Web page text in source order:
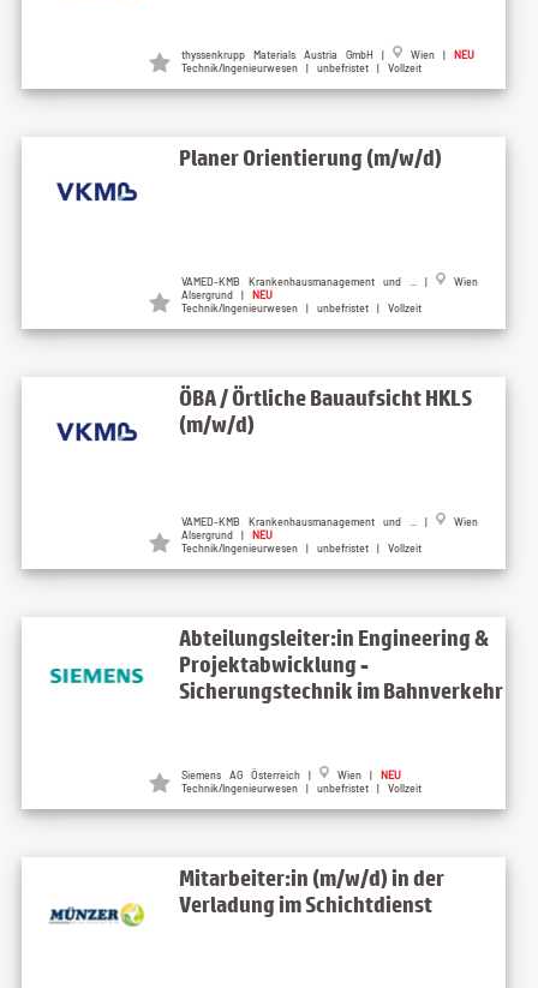
thyssenkrupp Materials Austria GmbH | Wien | NEU
Technik/Ingenieurwesen | unbefristet | Vollzeit
Planer Orientierung (m/w/d)
VAMED-KMB Krankenhausmanagement und ... |
Wien
Alsergrund | NEU
Technik/Ingenieurwesen | unbefristet | Vollzeit
ÖBA / Örtliche Bauaufsicht HKLS
(m/w/d)
VAMED-KMB Krankenhausmanagement und ... |
Wien
Alsergrund | NEU
Technik/Ingenieurwesen | unbefristet | Vollzeit
Abteilungsleiter:in Engineering &
Projektabwicklung -
Sicherungstechnik im Bahnverkehr
Siemens AG Österreich | Wien | NEU
Technik/Ingenieurwesen | unbefristet | Vollzeit
Mitarbeiter:in (m/w/d) in der
Verladung im Schichtdienst